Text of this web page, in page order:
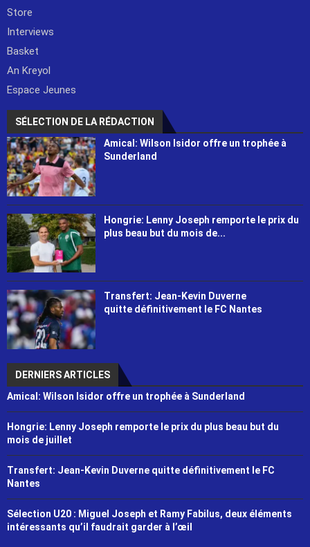
Store
Interviews
Basket
An Kreyol
Espace Jeunes
SÉLECTION DE LA RÉDACTION
Amical: Wilson Isidor offre un trophée à
Sunderland
Hongrie: Lenny Joseph remporte le prix du
plus beau but du mois de...
Transfert: Jean-Kevin Duverne
quitte définitivement le FC Nantes
DERNIERS ARTICLES
Amical: Wilson Isidor offre un trophée à Sunderland
Hongrie: Lenny Joseph remporte le prix du plus beau but du
mois de juillet
Transfert: Jean-Kevin Duverne quitte définitivement le FC
Nantes
Sélection U20 : Miguel Joseph et Ramy Fabilus, deux éléments
intéressants qu’il faudrait garder à l’œil